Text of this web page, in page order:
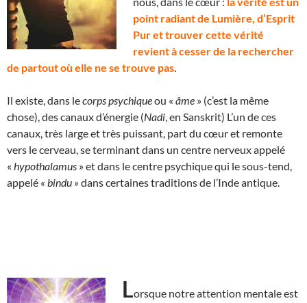
point radiant de Lumière, d’Esprit
Pur et trouver cette vérité
revient à cesser de la rechercher
de partout où elle ne se trouve pas
Il existe, dans lecorps psychiqueou « âme » (c’est la même
chose), des canaux d’énergie (Nadi , en Sanskrit) L’un de ces
canaux, très large et très puissant, part du cœur et remonte
vers le cerveau, se terminant dans un centre nerveux appelé
« hypothalamus » et dans le centre psychique qui le sous-tend,
appelé « bindu » dans certaines traditions de l’Inde antique.
Lorsque notre attention mentale est